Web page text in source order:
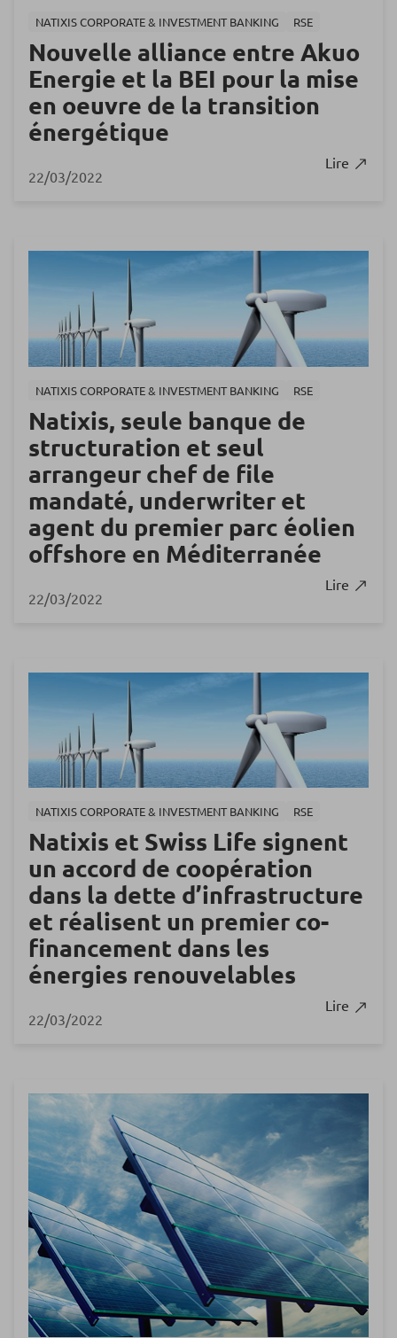
NATIXIS CORPORATE & INVESTMENT BANKING RSE
Nouvelle alliance entre Akuo
Energie et la BEI pour la mise
en oeuvre de la transition
énergétique
22/03/2022
Lire
NATIXIS CORPORATE & INVESTMENT BANKING RSE
Natixis, seule banque de
structuration et seul
arrangeur chef de file
mandaté, underwriter et
agent du premier parc éolien
offshore en Méditerranée
22/03/2022
Lire
NATIXIS CORPORATE & INVESTMENT BANKING RSE
Natixis et Swiss Life signent
un accord de coopération
dans la dette d’infrastructure
et réalisent un premier co-
financement dans les
énergies renouvelables
22/03/2022
Lire